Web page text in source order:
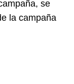
se
la campaña